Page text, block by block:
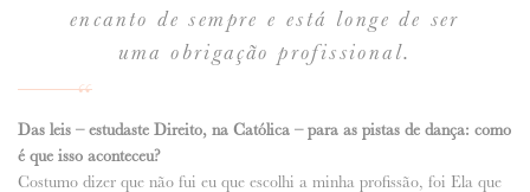
encanto de sempre e está longe de ser
uma obrigação profissional.
Das leis – estudaste Direito, na Católica – para as pistas de dança: como
é que isso aconteceu?
Costumo dizer que não fui eu que escolhi a minha profissão, foi Ela que